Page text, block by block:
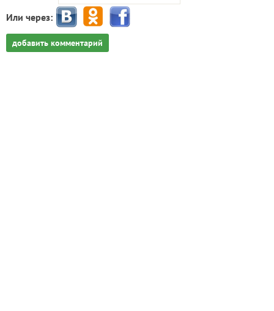
Или через:
добавить комментарий